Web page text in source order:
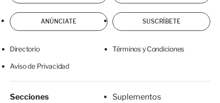
ANÚNCIATE SUSCRÍBETE
Directorio Términos y Condiciones
Aviso de Privacidad
Secciones
Suplementos